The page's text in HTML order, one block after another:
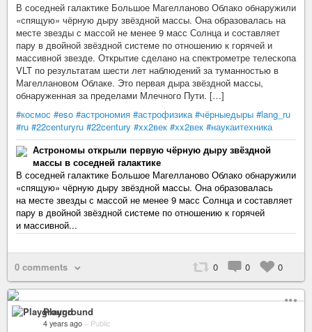
В соседней галактике Большое Магелланово Облако обнаружили
«спящую» чёрную дыру звёздной массы. Она образовалась на
месте звезды с массой не менее 9 масс Солнца и составляет
пару в двойной звёздной системе по отношению к горячей и
массивной звезде. Открытие сделано на спектрометре телескопа
VLT по результатам шести лет наблюдений за туманностью в
Магеллановом Облаке. Это первая дыра звёздной массы,
обнаруженная за пределами Млечного Пути. […]
#космос #eso #астрономия #астрофизика #чёрныедыры #lang_ru
#ru #22centuryru #22century #хх2век #xx2век #наукаитехника
Астрономы открыли первую чёрную дыру звёздной
массы в соседней галактике
В соседней галактике Большое Магелланово Облако обнаружили
«спящую» чёрную дыру звёздной массы. Она образовалась
на месте звезды с массой не менее 9 масс Солнца и составляет
пару в двойной звёздной системе по отношению к горячей
и массивной...
0 comments 0 0 0
Playground
4 years ago – Public